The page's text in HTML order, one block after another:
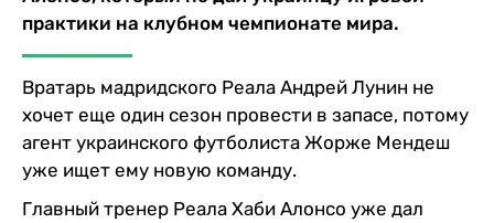
практики на клубном чемпионате мира.
Вратарь мадридского Реала Андрей Лунин не
хочет еще один сезон провести в запасе, потому
агент украинского футболиста Жорже Мендеш
уже ищет ему новую команду.
Главный тренер Реала Хаби Алонсо уже дал